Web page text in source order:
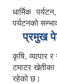
धार्मिक
पर्यटनको
प्रमुख
कृषि, व्यापार
टमाटर खेतीका
रहेको छ।